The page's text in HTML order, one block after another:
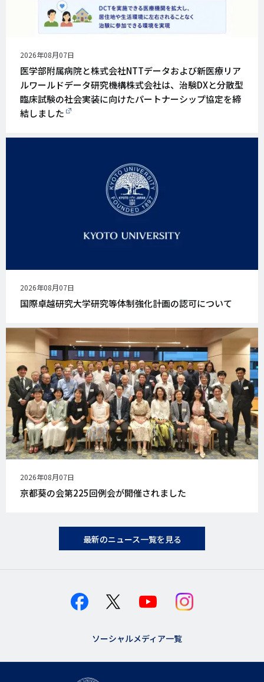
公
開
日
2026年08月07日
医学部附属病院と株式会社NTTデータおよび新医療リア
ルワールドデータ研究機構株式会社は、治験DXと分散型
臨床試験の社会実装に向けたパートナーシップ協定を締
結しました
公
開
日
2026年08月07日
国際卓越研究大学研究等体制強化計画の認可について
公
開
日
2026年08月07日
京都葵の会第225回例会が開催されました
最新のニュース一覧を見る
ソーシャルメディア一覧